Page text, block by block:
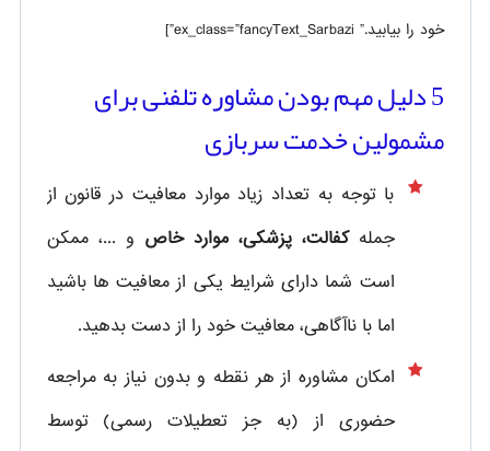
خود را بیابید.” ex_class=”fancyText_Sarbazi”]
5 دلیل مهم بودن مشاوره تلفنی برای
مشمولین خدمت سربازی
با توجه به تعداد زیاد موارد معافیت در قانون از
جملهکفالت، پزشکی، موارد خاص و ...، ممکن
است شما دارای شرایط یکی از معافیت ها باشید
اما با ناآگاهی، معافیت خود را از دست بدهید.
امکان مشاوره از هر نقطه و بدون نیاز به مراجعه
حضوری از
(به جز تعطیلات رسمی) توسط